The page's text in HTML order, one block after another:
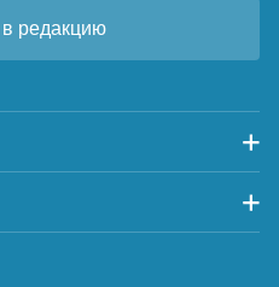
редакцию